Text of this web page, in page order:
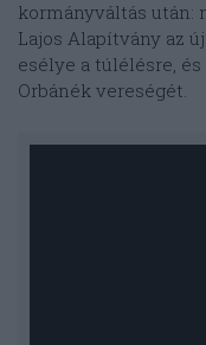
kormányváltás után:
Lajos Alapítvány az
esélye a túlélésre,
Orbánék vereségét.